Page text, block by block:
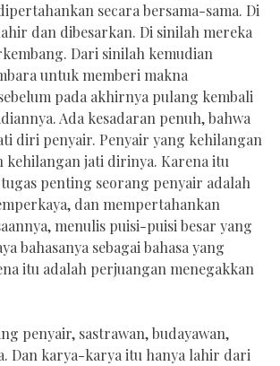
secara bersama-sama. Di
dan dibesarkan. Di sinilah mereka
Dari sinilah kemudian
untuk memberi makna
pada akhirnya pulang kembali
Ada kesadaran penuh, bahwa
diri penyair. Penyair yang kehilangan
kehilangan jati dirinya. Karena itu
penting seorang penyair adalah
dan mempertahankan
menulis puisi-puisi besar yang
bahasanya sebagai bahasa yang
itu adalah perjuangan menegakkan
penyair, sastrawan, budayawan,
Dan karya-karya itu hanya lahir dari